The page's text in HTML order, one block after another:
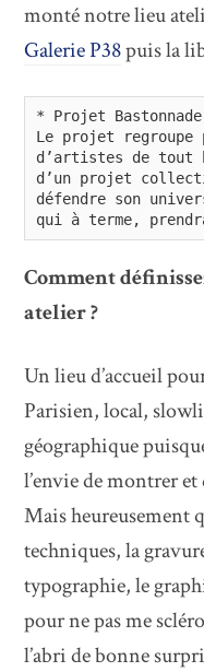
monté notre lieu
Galerie P38puis la
* Projet Bastonnade
Le projet regroupe
d’artistes de tout
d’un projet
défendre son
qui à terme,
Comment
atelier ?
Un lieu d’accueil
Parisien, local,
géographique
l’envie de montrer
Mais heureusement
techniques, la
typographie, le
pour ne pas me
l’abri de bonne